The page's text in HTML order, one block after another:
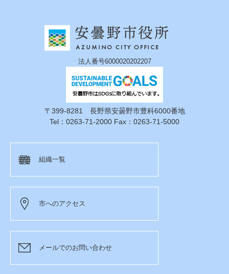
法人番号6000020202207
〒399-8281 長野県安曇野市豊科6000番地
Tel：0263-71-2000 Fax：0263-71-5000
組織一覧
市へのアクセス
メールでのお問い合わせ